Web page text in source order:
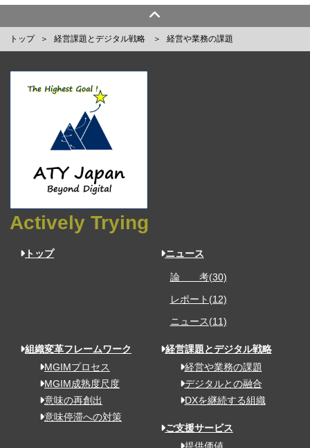
トップ 経営課題とデジタル戦略 経営や業務の課題
Actively Trying
トップ ニュース
論 考(30)
レポート(12)
ニュース(11)
組織変革フレームワーク
MGIMプロセス
MGIM成熟度尺度
意味の再創出
意味停滞への対策
経営課題とデジタル戦略
経営や業務の課題
デジタルとの融合
DXを継続する組織
ご支援サービス